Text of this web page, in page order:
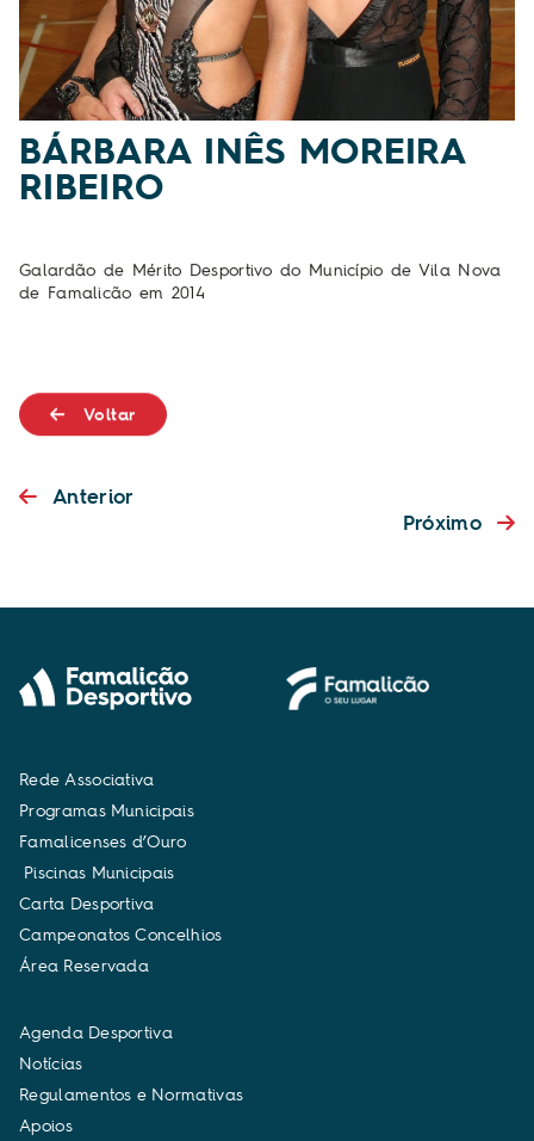
BÁRBARA INÊS MOREIRA
RIBEIRO
Galardão de Mérito Desportivo do Município de Vila Nova
de Famalicão em 2014
Voltar
Anterior
Próximo
Rede Associativa
Programas Municipais
Famalicenses d’Ouro
Piscinas Municipais
Carta Desportiva
Campeonatos Concelhios
Área Reservada
Agenda Desportiva
Notícias
Regulamentos e Normativas
Apoios